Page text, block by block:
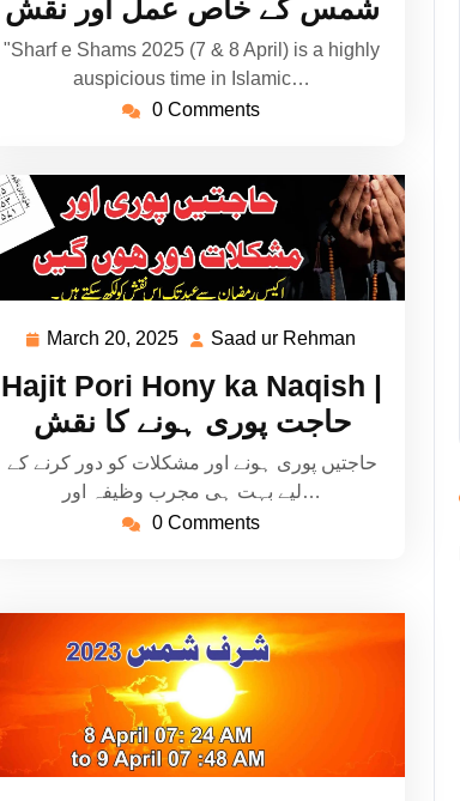
شمس کے خاص عمل اور نقش
"Sharf e Shams 2025 (7 & 8 April) is a highly
auspicious time in Islamic…
0 Comments
March 20, 2025 March
2025
Saad ur Rehman
Rehman
Hajit Pori Hony ka Naqish |
حاجت پوری ہونے کا نقش
حاجتیں پوری ہونے اور مشکلات کو دور کرنے کے
لیے بہت ہی مجرب وظیفہ اور…
0 Comments